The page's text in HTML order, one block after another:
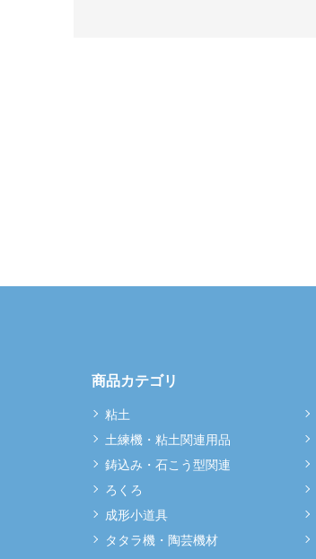
商品カテゴリ
粘土
土練機・粘土関連用品
鋳込み・石こう型関連
ろくろ
成形小道具
タタラ機・陶芸機材